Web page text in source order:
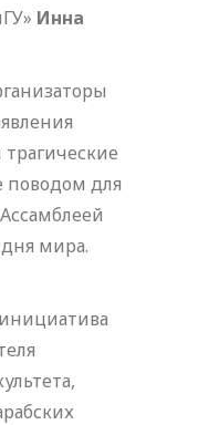
Инна
поводом для
мира.